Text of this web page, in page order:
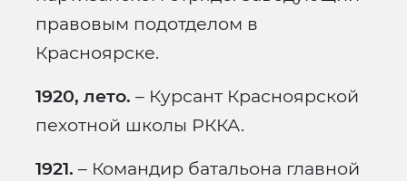
правовым подотделом в
Красноярске.
1920, лето. – Курсант Красноярской
пехотной школы РККА.
1921. – Командир батальона главной